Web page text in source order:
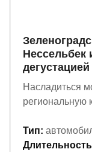
Нессельбек
Насладиться
региональную
Тип: